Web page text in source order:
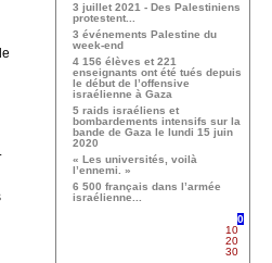
3 juillet 2021 - Des Palestiniens
protestent...
3 événements Palestine du
week-end
4 156 élèves et 221
enseignants ont été tués depuis
le début de l’offensive
israélienne à Gaza
5 raids israéliens et
bombardements intensifs sur la
bande de Gaza le lundi 15 juin
2020
« Les universités, voilà
l’ennemi. »
6 500 français dans l’armée
israélienne...
0
10
20
30